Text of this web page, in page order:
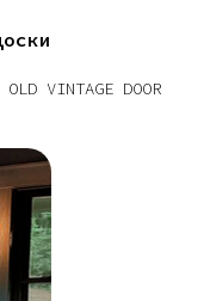
VINTAGE DOOR